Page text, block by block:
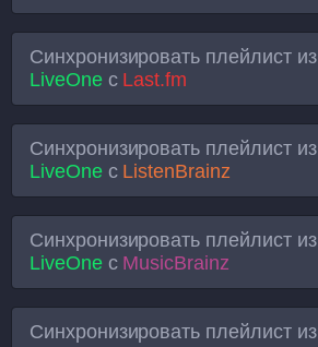
Синхронизировать плейлист из
LiveOneс Last.fm
Синхронизировать плейлист из
LiveOneс ListenBrainz
Синхронизировать плейлист из
LiveOneс MusicBrainz
Синхронизировать плейлист из